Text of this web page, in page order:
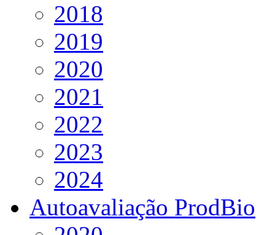
2018
2019
2020
2021
2022
2023
2024
Autoavaliação ProdBio